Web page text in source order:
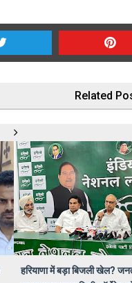
Related
हरियाणा में बड़ा बिजली खेल?